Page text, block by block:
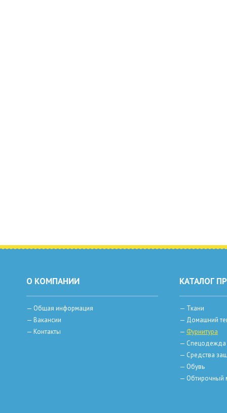
О КОМПАНИИ
— Общая информация
— Вакансии
— Контакты
КАТАЛОГ
— Ткани
— Домашний
— Фурнитура
— Спецодежда
— Средства
— Обувь
— Обтирочный